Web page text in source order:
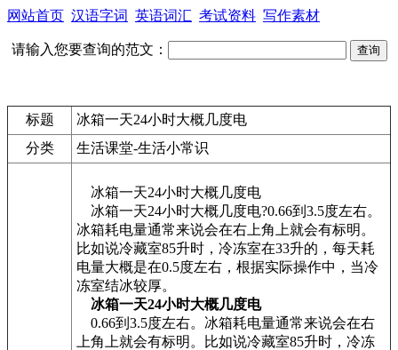
网站首页 汉语字词 英语词汇 考试资料 写作素材
请输入您要查询的范文：
标题
冰箱一天24小时大概几度电
分类
生活课堂-生活小常识
冰箱一天24小时大概几度电
冰箱一天24小时大概几度电?0.66到3.5度左右。
冰箱耗电量通常来说会在右上角上就会有标明。
比如说冷藏室85升时，冷冻室在33升的，每天耗
电量大概是在0.5度左右，根据实际操作中，当冷
冻室结冰较厚。
冰箱一天24小时大概几度电
0.66到3.5度左右。冰箱耗电量通常来说会在右
上角上就会有标明。比如说冷藏室85升时，冷冻